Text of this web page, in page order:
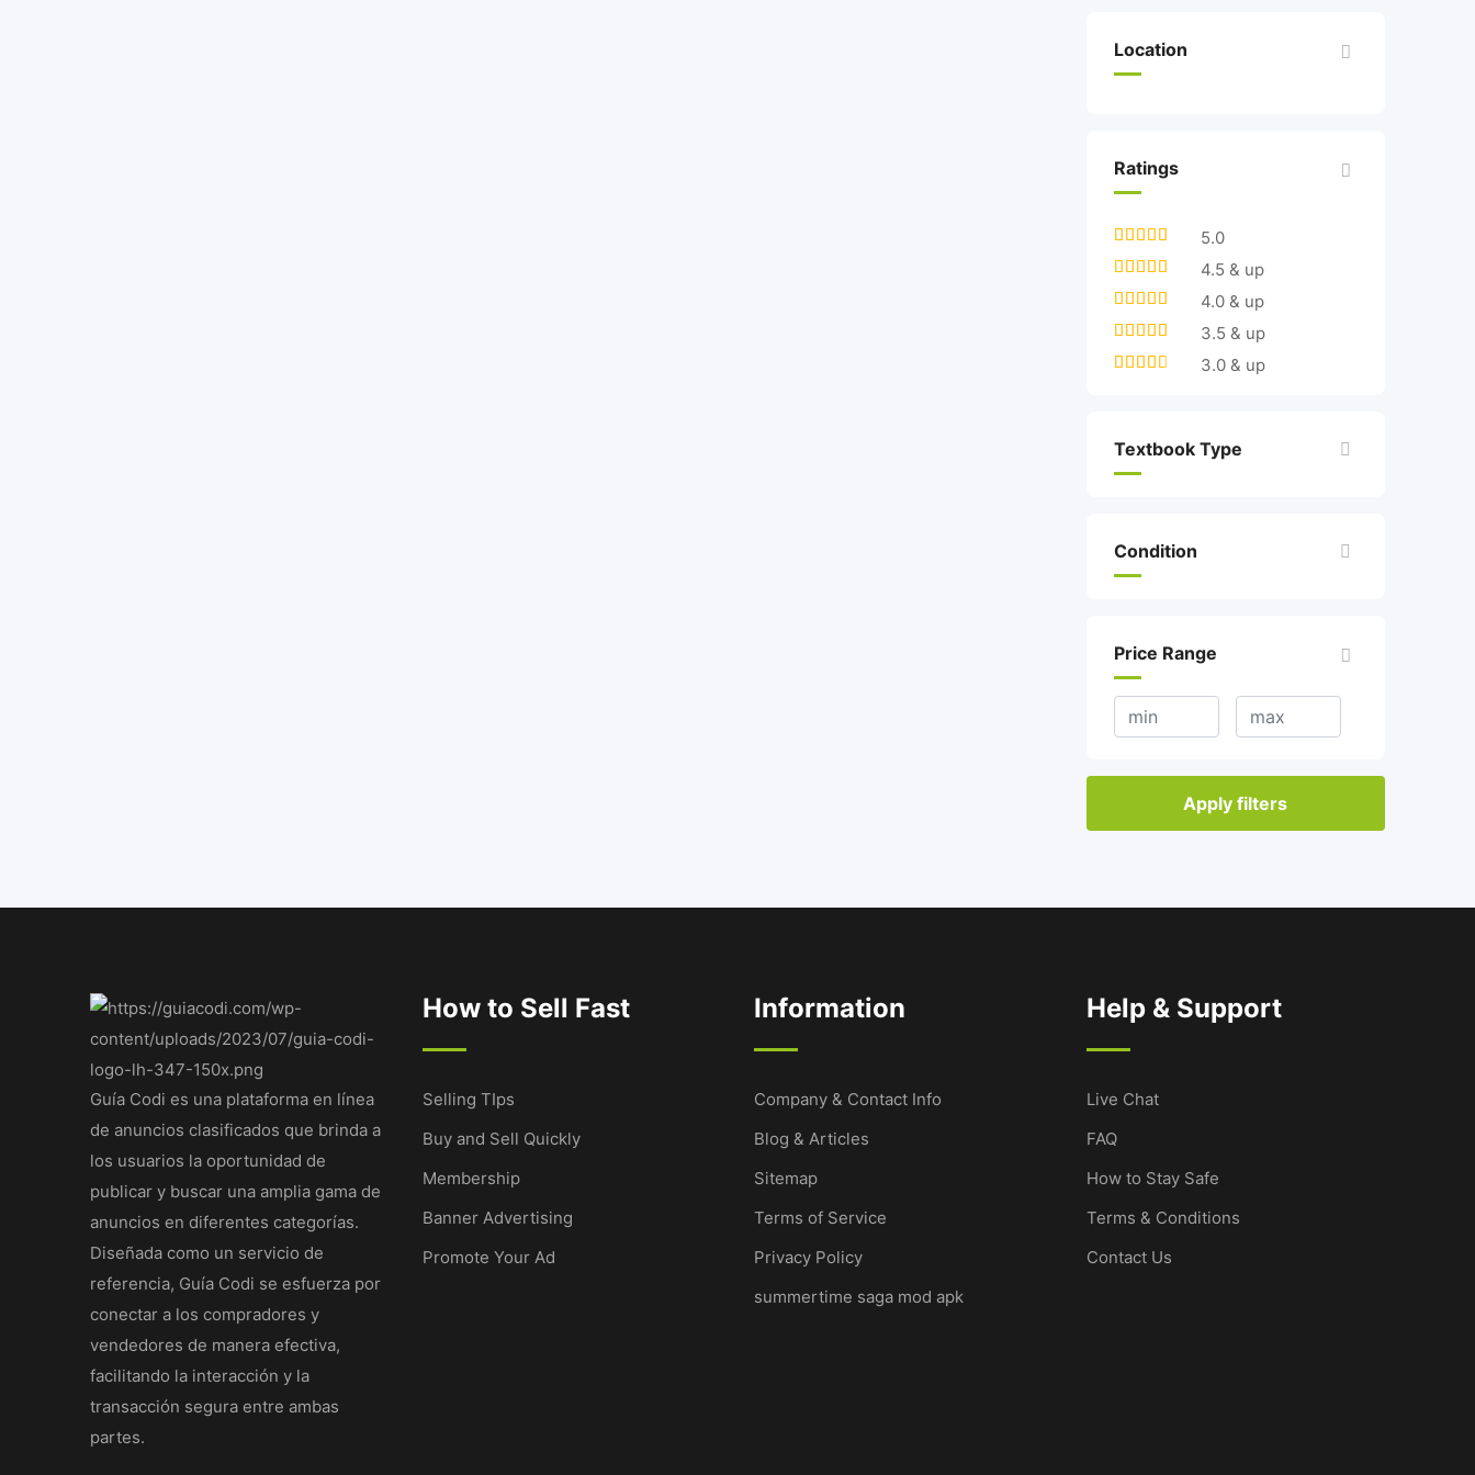
Location
Ratings
5.0
4.5 & up
4.0 & up
3.5 & up
3.0 & up
Textbook Type
Condition
Price Range
Apply filters
Guía Codi es una plataforma en línea
de anuncios clasificados que brinda a
los usuarios la oportunidad de
publicar y buscar una amplia gama de
anuncios en diferentes categorías.
Diseñada como un servicio de
referencia, Guía Codi se esfuerza por
conectar a los compradores y
vendedores de manera efectiva,
facilitando la interacción y la
transacción segura entre ambas
partes.
How to Sell Fast
Selling TIps
Buy and Sell Quickly
Membership
Banner Advertising
Promote Your Ad
Information
Company & Contact Info
Blog & Articles
Sitemap
Terms of Service
Privacy Policy
summertime saga mod apk
Help & Support
Live Chat
FAQ
How to Stay Safe
Terms & Conditions
Contact Us